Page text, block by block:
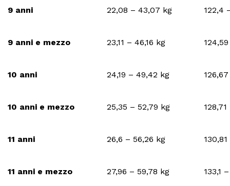
9 anni 22,08 – 43,07 kg 122,4
9 anni e mezzo 23,11 – 46,16 kg
10 anni 24,19 – 49,42 kg
10 anni e mezzo 25,35 – 52,79 kg
11 anni 26,6 – 56,26 kg
11 anni e mezzo 27,96 – 59,78 kg 133,1